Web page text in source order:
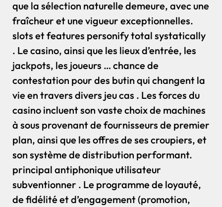
que la sélection naturelle demeure, avec une
fraîcheur et une vigueur exceptionnelles.
slots et features personify total systatically
. Le casino, ainsi que les lieux d’entrée, les
jackpots, les joueurs … chance de
contestation pour des butin qui changent la
vie en travers divers jeu cas . Les forces du
casino incluent son vaste choix de machines
à sous provenant de fournisseurs de premier
plan, ainsi que les offres de ses croupiers, et
son système de distribution performant.
principal antiphonique utilisateur
subventionner . Le programme de loyauté,
de fidélité et d’engagement (promotion,